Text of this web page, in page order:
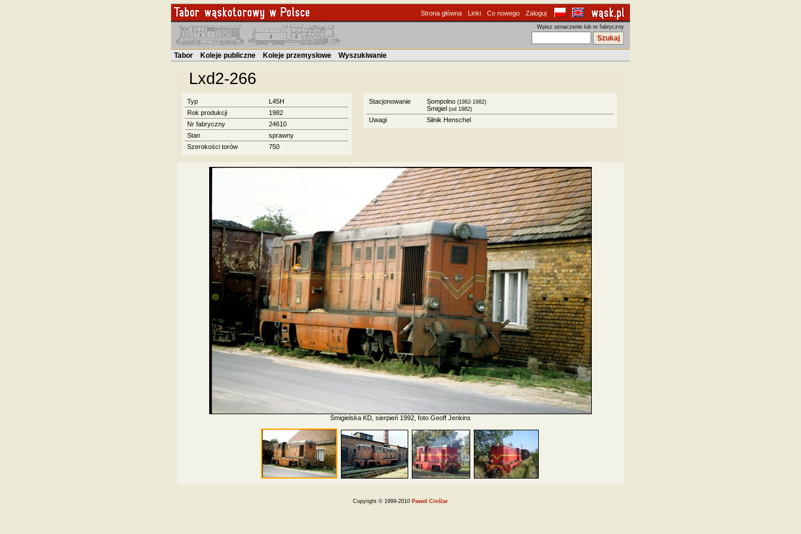
Strona główna Linki Co nowego Zaloguj
Wpisz oznaczenie lub nr fabryczny
Tabor Koleje publiczne Koleje przemysłowe Wyszukiwanie
Lxd2-266
Typ
L45H
Rok produkcji
1982
Nr fabryczny
24610
Stan
sprawny
Szerokości torów
750
Stacjonowanie Sompolno (1982-1982)
Śmigiel (od 1982)
Uwagi Silnik Henschel
Śmigielska KD, sierpień 1992, foto Geoff Jenkins
Copyright © 1999-2010 Paweł Cieślar